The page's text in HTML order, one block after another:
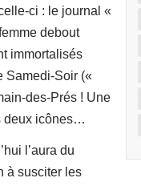
ci : le journal «
debout
immortalisés
Samedi-Soir («
des-Prés ! Une
deux icônes…
l’aura du
à susciter les